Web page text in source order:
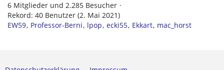
6 Mitglieder und 2.285 Besucher
Rekord: 40 Benutzer (2. Mai 2021)
EW59 Professor-Berni lpop ecki55 Ekkart mac_horst